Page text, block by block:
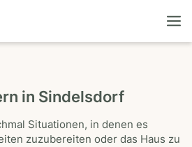
in Sindelsdorf
Situationen, in denen es
zuzubereiten oder das Haus zu